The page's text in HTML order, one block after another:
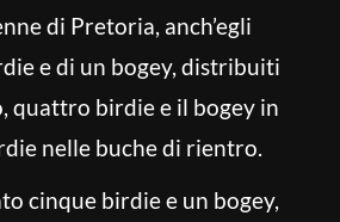
di Pretoria, anch’egli
e di un bogey, distribuiti
quattro birdie e il bogey in
nelle buche di rientro.
cinque birdie e un bogey,